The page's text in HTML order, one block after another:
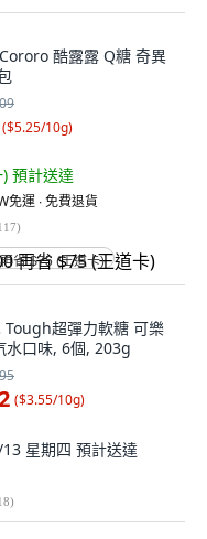
酷露露 Q糖 奇異
($5.25/10g)
預計送達
免運 ∙ 免費退貨
)
省 $75 (王道卡)
Tough超彈力軟糖 可樂
水口味, 6個, 203g
($3.55/10g)
星期四 預計送達
)